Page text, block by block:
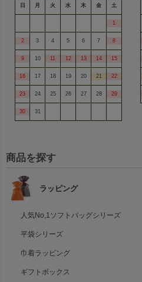
日 月 火 水 木 金 土
1
2 3 4 5 6 7 8
9 10 11 12 13 14 15
16 17 18 19 20 21 22
23 24 25 26 27 28 29
30 31
商品を探す
ラッピング
人気No,1ソフトバッグシリーズ
平袋シリーズ
巾着ラッピング
ギフトボックス